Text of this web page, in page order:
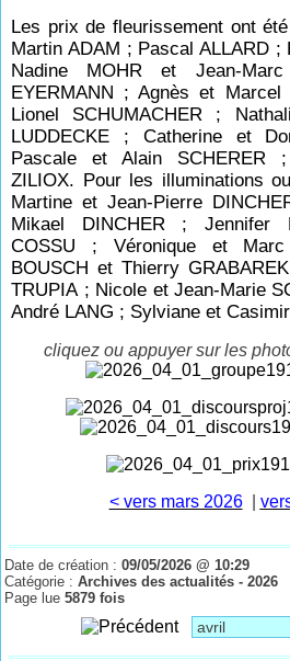
Les prix de fleurissement ont
Martin ADAM ; Pascal ALLARD ;
Nadine MOHR et Jean-
EYERMANN ; Agnès et
Lionel SCHUMACHER ;
LUDDECKE ; Catherine et
Pascale et Alain SCHERER
ZILIOX. Pour les illuminations
Martine et Jean-Pierre
Mikael DINCHER ; Jennifer
COSSU ; Véronique et
BOUSCH et Thierry
TRUPIA ; Nicole et Jean-Marie
André LANG ; Sylviane et
cliquez ou appuyer sur les
< vers mars 2026|
Date de création :09/05/2026 @ 10:29
Catégorie :Archives des actualités - 2026
Page lue5879 fois